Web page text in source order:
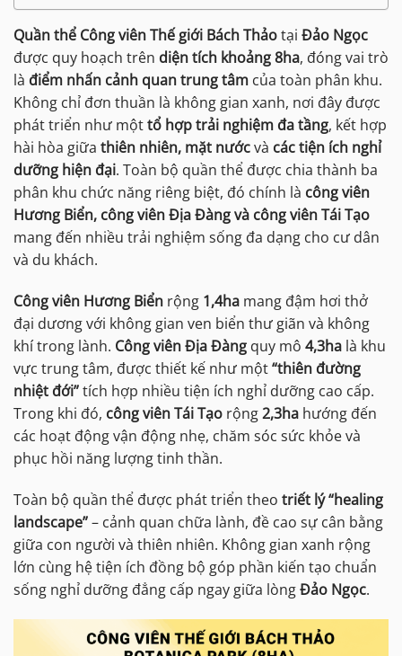
Quần thể Công viên Thế giới Bách Thảotại Đảo Ngọc
được quy hoạch trên diện tích khoảng 8ha, đóng vai trò
là điểm nhấn cảnh quan trung tâm của toàn phân khu.
Không chỉ đơn thuần là không gian xanh, nơi đây được
phát triển như mộttổ hợp trải nghiệm đa tầng, kết hợp
hài hòa giữa thiên nhiên, mặt nướcvà các tiện ích nghỉ
dưỡng hiện đại. Toàn bộ quần thể được chia thành ba
phân khu chức năng riêng biệt, đó chính là công viên
Hương Biển, công viên Địa Đàng và công viên Tái Tạo
mang đến nhiều trải nghiệm sống đa dạng cho cư dân
và du khách.
Công viên Hương Biển rộng 1,4ha mang đậm hơi thở
đại dương với không gian ven biển thư giãn và không
khí trong lành. Công viên Địa Đàng quy mô 4,3ha là khu
vực trung tâm, được thiết kế như một“thiên đường
nhiệt đới”tích hợp nhiều tiện ích nghỉ dưỡng cao cấp.
Trong khi đó, công viên Tái Tạo rộng2,3ha hướng đến
các hoạt động vận động nhẹ, chăm sóc sức khỏe và
phục hồi năng lượng tinh thần.
Toàn bộ quần thể được phát triển theo triết lý “healing
landscape”– cảnh quan chữa lành, đề cao sự cân bằng
giữa con người và thiên nhiên. Không gian xanh rộng
lớn cùng hệ tiện ích đồng bộ góp phần kiến tạo chuẩn
sống nghỉ dưỡng đẳng cấp ngay giữa lòngĐảo Ngọc.